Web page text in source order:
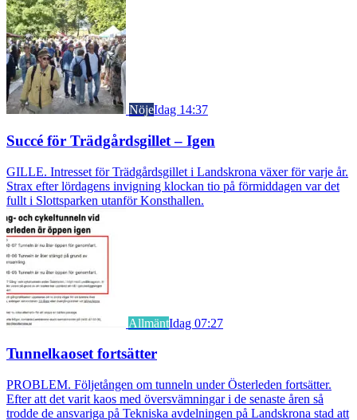
NöjeIdag 14:37
Succé för Trädgårdsgillet – Igen
GILLE. Intresset för Trädgårdsgillet i Landskrona växer för varje år.
Strax efter lördagens invigning klockan tio på förmiddagen var det
fullt i Slottsparken utanför Konsthallen.
AllmäntIdag 07:27
Tunnelkaoset fortsätter
PROBLEM. Följetången om tunneln under Österleden fortsätter.
Efter att det varit kaos med översvämningar i de senaste åren så
trodde de ansvariga på Tekniska avdelningen på Landskrona stad att